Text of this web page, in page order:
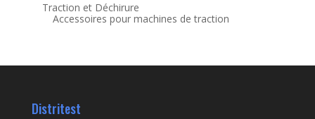
Traction et Déchirure
Accessoires pour machines de traction
Distritest